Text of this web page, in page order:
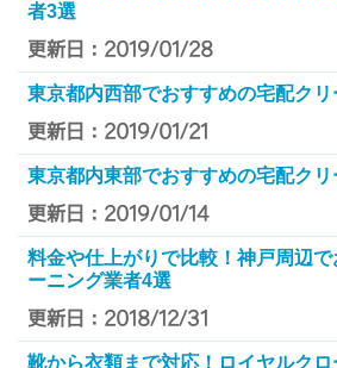
者3選
更新日：2019/01/28
東京都内西部でおすすめの宅配ク
更新日：2019/01/21
東京都内東部でおすすめの宅配ク
更新日：2019/01/14
料金や仕上がりで比較！神戸周辺
ーニング業者4選
更新日：2018/12/31
靴から衣類まで対応！ロイヤルク